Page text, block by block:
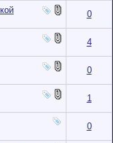
0
4
0
1
0